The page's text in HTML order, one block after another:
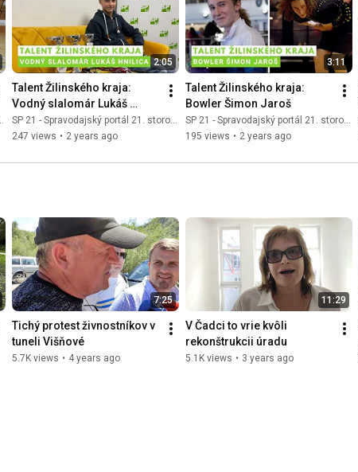
2:05
Talent Žilinského kraja:
Vodný slalomár Lukáš
Hnilica
SP 21 - Spravodajský portál 21. storočia
247 views • 2 years ago
3:11
Talent Žilinského kraja:
Bowler Šimon Jaroš
SP 21 - Spravodajský portál 21. storočia
195 views • 2 years ago
7:25
Tichý protest živnostníkov v
tuneli Višňové
5.7K views • 4 years ago
11:29
V Čadci to vrie kvôli
rekonštrukcii úradu
5.1K views • 3 years ago